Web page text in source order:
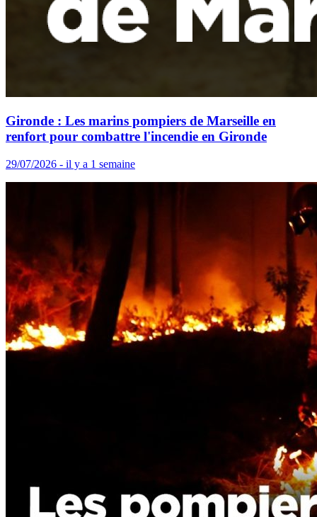
Gironde : Les marins pompiers de Marseille en
renfort pour combattre l'incendie en Gironde
29/07/2026 - il y a 1 semaine